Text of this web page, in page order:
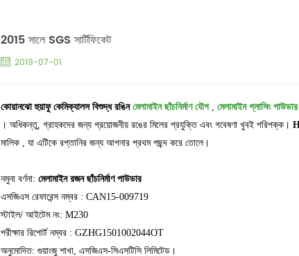
2015 সালে SGS সার্টিফিকেট
2019-07-01
কোয়ানঝো হুয়াফু কেমিক্যালস বিশুদ্ধ রঙিন মেলামাইন ছাঁচনির্মাণ যৌগ, মেলামাইন গ্লাসিং পাউডার
। অধিকন্তু, গ্রাহকদের জন্য প্রয়োজনীয় রঙের মিলের প্রযুক্তি এবং গবেষণা খুবই পরিপক্ক।
মালিক , যা এটিকে রপ্তানির জন্য আপনার প্রথম পছন্দ করে তোলে।
নমুনা বর্ণনা: মেলামাইন রজন ছাঁচনির্মাণ পাউডার
এসজিএস রেফারেন্স নম্বর : CAN15-009719
স্টাইল/ আইটেম নং: M230
পরীক্ষার রিপোর্ট নম্বর : GZHG1501002044OT
অনুমোদিত: গুয়াংজু শাখা, এসজিএস-সিএসটিসি লিমিটেড।